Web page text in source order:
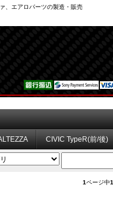
、エアロパーツの製造・販売
CIVIC TypeR(前/後)
1ページ中1